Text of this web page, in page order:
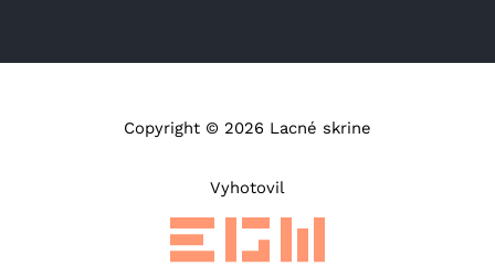
Copyright © 2026 Lacné skrine
Vyhotovil